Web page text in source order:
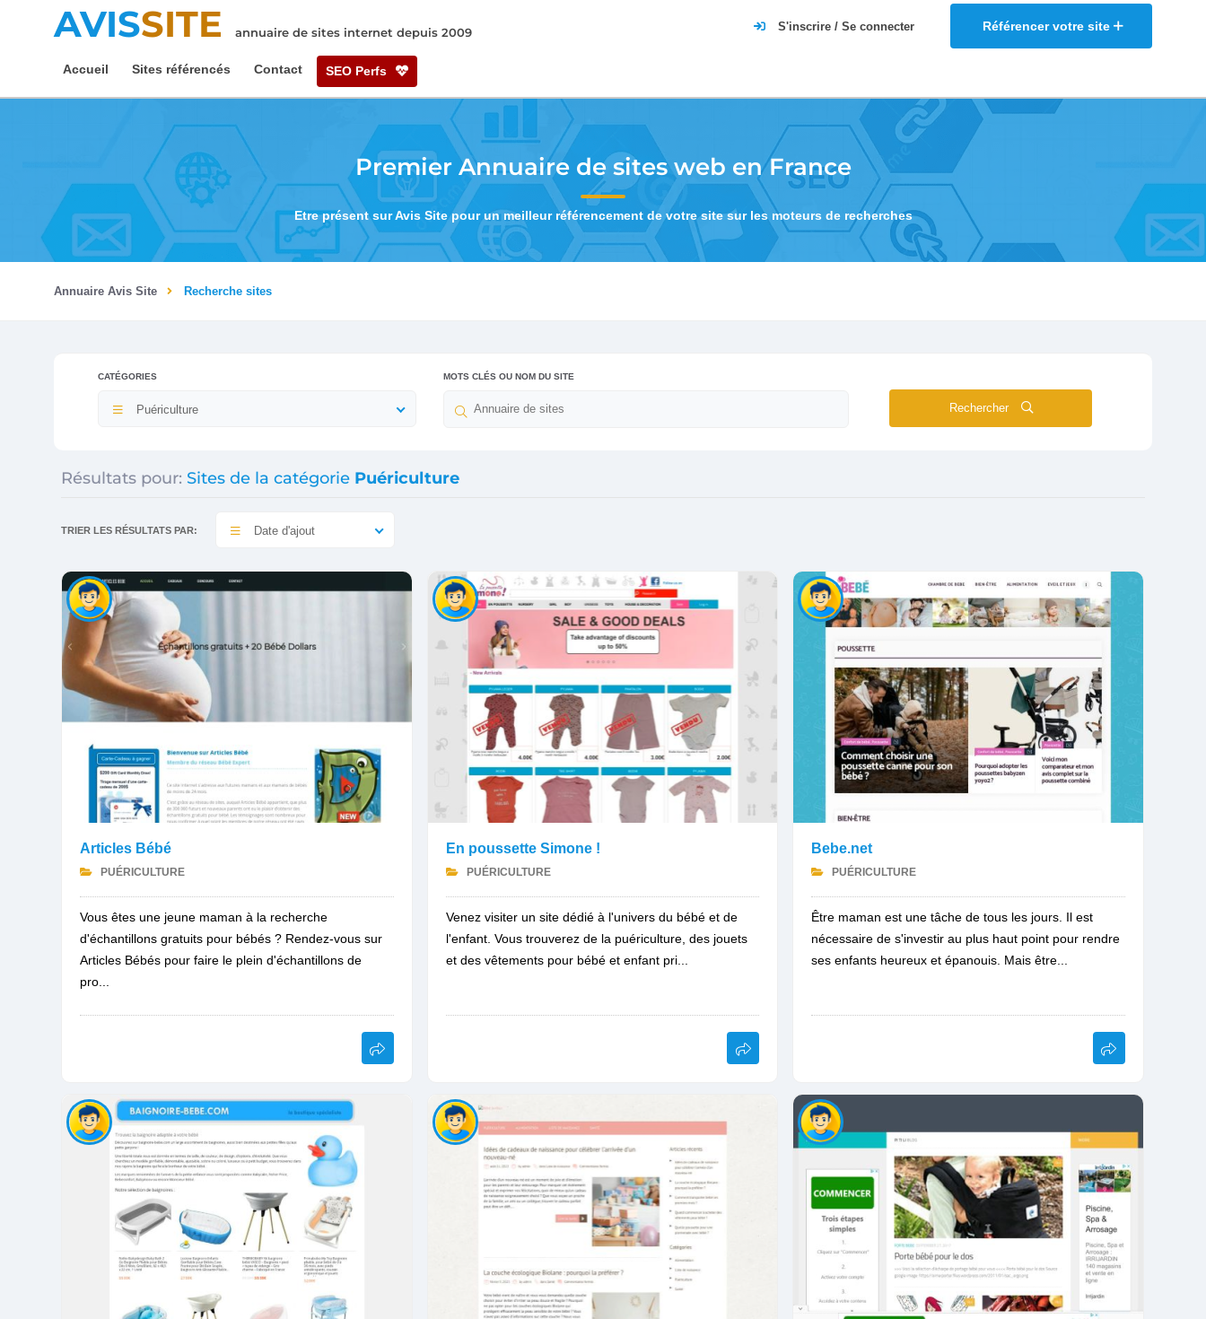
AVISSITE annuaire de sites internet depuis 2009 Référencer votre site
S'inscrire / Se connecter
Accueil Sites référencés Contact SEO Perfs
Premier Annuaire de sites web en France
Etre présent sur Avis Site pour un meilleur référencement de votre site sur les moteurs de recherches
Annuaire Avis Site Recherche sites
CATÉGORIES
Puériculture
MOTS CLÉS OU NOM DU SITE
Rechercher
Résultats pour: Sites de la catégorie Puériculture
TRIER LES RÉSULTATS PAR: Date d'ajout
Articles Bébé
PUÉRICULTURE
Vous êtes une jeune maman à la recherche
d'échantillons gratuits pour bébés ? Rendez-vous sur
Articles Bébés pour faire le plein d'échantillons de
pro...
En poussette Simone !
PUÉRICULTURE
Venez visiter un site dédié à l'univers du bébé et de
l'enfant. Vous trouverez de la puériculture, des jouets
et des vêtements pour bébé et enfant pri...
Bebe.net
PUÉRICULTURE
Être maman est une tâche de tous les jours. Il est
nécessaire de s'investir au plus haut point pour rendre
ses enfants heureux et épanouis. Mais être...